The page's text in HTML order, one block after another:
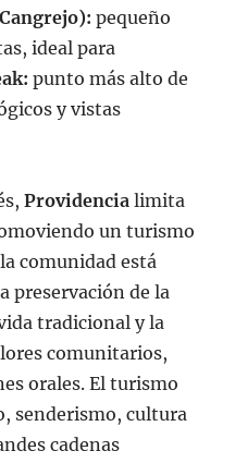
pequeño
ideal para
punto más alto de
y vistas
Providencialimita
un turismo
comunidad está
preservación de la
tradicional y la
comunitarios,
orales. El turismo
senderismo, cultura
cadenas